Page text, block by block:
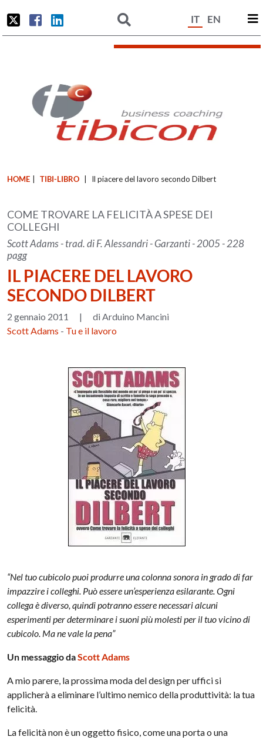
IT EN
HOME TIBI-LIBRO Il piacere del lavoro secondo Dilbert
COME TROVARE LA FELICITÀ A SPESE DEI
COLLEGHI
Scott Adams - trad. di F. Alessandri - Garzanti - 2005 - 228
pagg
IL PIACERE DEL LAVORO
SECONDO DILBERT
2 gennaio 2011 |
di Arduino Mancini
Scott Adams - Tu e il lavoro
“Nel tuo cubicolo puoi produrre una colonna sonora in grado di far
impazzire i colleghi. Può essere un’esperienza esilarante. Ogni
collega è diverso, quindi potranno essere necessari alcuni
esperimenti per determinare i suoni più molesti per il tuo vicino di
cubicolo. Ma ne vale la pena”
Un messaggio daScott Adams
A mio parere, la prossima moda del design per uffici si
applicherà a eliminare l’ultimo nemico della produttività: la tua
felicità.
La felicità non è un oggetto fisico, come una porta o una